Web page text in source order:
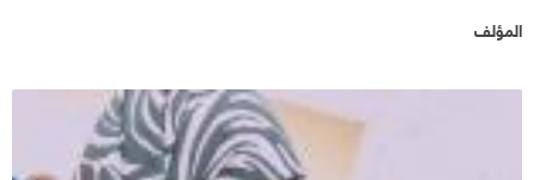
المؤلف